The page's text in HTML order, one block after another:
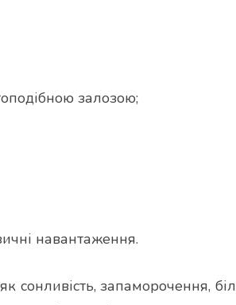
залозою;
навантаження.
сонливість, запаморочення,